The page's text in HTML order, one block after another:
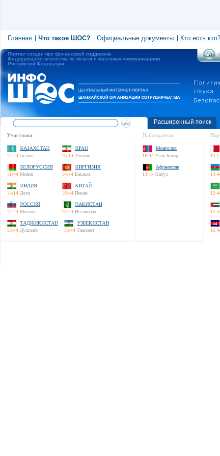
Главная Что такое ШОС? Официальные документы Кто есть кто?
Портал создан при финансовой поддержке
Федерального агентства по печати и массовым коммуникациям
Российской Федерации
Расширенный поиск
Участники:
КАЗАХСТАН
14:44 Астана
ИРАН
13:14 Тегеран
БЕЛОРУССИЯ
11:44 Минск
КИРГИЗИЯ
14:44 Бишкек
ИНДИЯ
14:14 Дели
КИТАЙ
16:44 Пекин
РОССИЯ
12:44 Москва
ПАКИСТАН
13:44 Исламабад
ТАДЖИКИСТАН
13:44 Душанбе
УЗБЕКИСТАН
13:44 Ташкент
Наблюдатели:
Монголия
16:44 Улан-Батор
Афганистан
13:14 Кабул